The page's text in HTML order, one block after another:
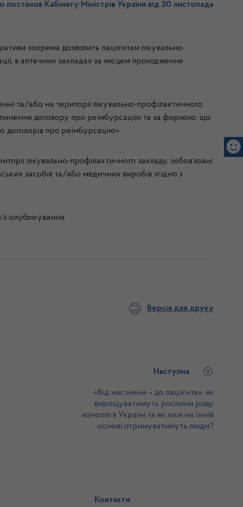
Кабінету Міністрів України від 30 листопада
зокрема дозволить пацієнтам лікувально-
в аптечних закладах за місцем проходження
та/або на території лікувально-профілактичного
договору про реімбурсацію та за формою, що
договорів про реімбурсацію».
лікувально-профілактичного закладу, зобов’язані
засобів та/або медичних виробів згідно з
опублікування.
Версія для друку
Наступна
«Від насінини – до пацієнта»: як
вирощуватимуть рослини роду
коноплі в Україні та як ліки на їхній
основі отримуватимуть люди?
Контакти